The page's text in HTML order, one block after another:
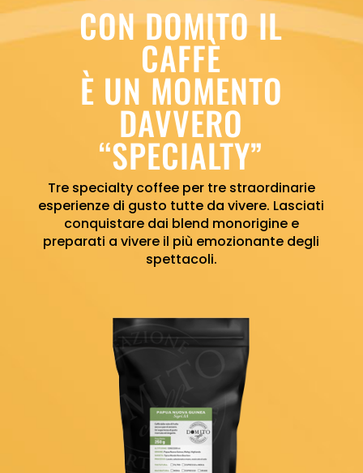
CON DOMITO IL
CAFFÈ
È UN MOMENTO
DAVVERO
“SPECIALTY”
Tre specialty coffee per tre straordinarie
esperienze di gusto tutte da vivere. Lasciati
conquistare dai blend monorigine e
preparati a vivere il più emozionante degli
spettacoli.